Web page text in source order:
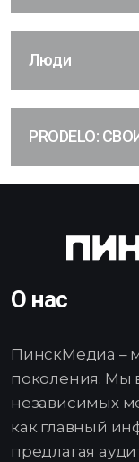
Люди
PRODELO:
О нас
ПинскМедиа –
поколения. Мы
независимых
как главный
предлагая